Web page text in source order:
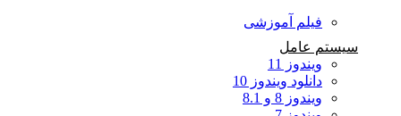
فیلم آموزشی
سیستم عامل
ویندوز 11
دانلود ویندوز 10
ویندوز 8 و 8.1